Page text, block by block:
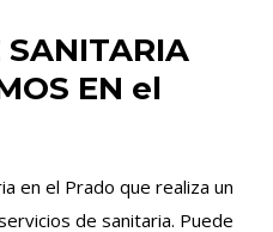
SANITARIA
EN el
en el Prado que realiza un
de sanitaria. Puede